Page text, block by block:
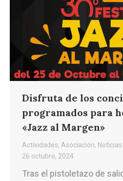
Disfruta de los
programados para
«Jazz al Margen»
Actividades, Asociación, Noticias
26 octubre, 2024
Tras el pistoletazo de